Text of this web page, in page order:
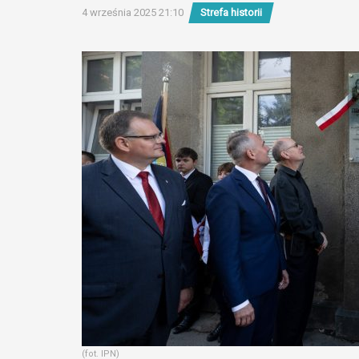
4 września 2025 21:10 Strefa historii
(fot. IPN)